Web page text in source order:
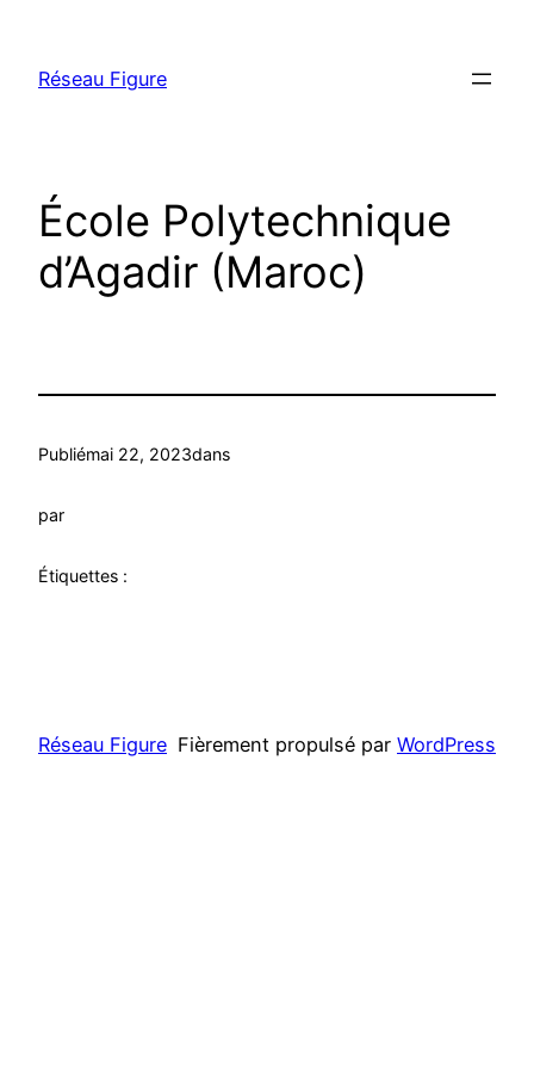
contenu
Réseau Figure
École Polytechnique
d’Agadir (Maroc)
Publiémai 22, 2023dans
par
Étiquettes :
Réseau Figure Fièrement propulsé par WordPress